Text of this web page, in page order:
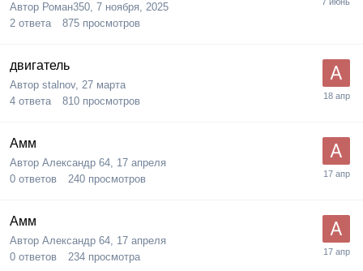
Автор Роман350, 7 ноября, 2025
2 ответа 875 просмотров
двигатель
Автор stalnov, 27 марта
4 ответа 810 просмотров
Амм
Автор Александр 64, 17 апреля
0 ответов 240 просмотров
Амм
Автор Александр 64, 17 апреля
0 ответов 234 просмотра